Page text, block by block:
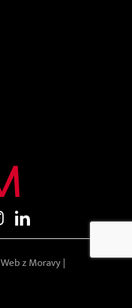
Web z Moravy|